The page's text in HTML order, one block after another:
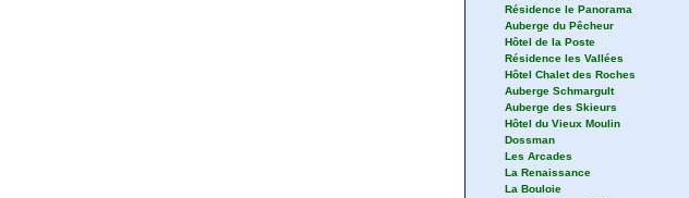
Résidence le Panorama
Auberge du Pêcheur
Hôtel de la Poste
Résidence les Vallées
Hôtel Chalet des Roches
Auberge Schmargult
Auberge des Skieurs
Hôtel du Vieux Moulin
Dossman
Les Arcades
La Renaissance
La Bouloie